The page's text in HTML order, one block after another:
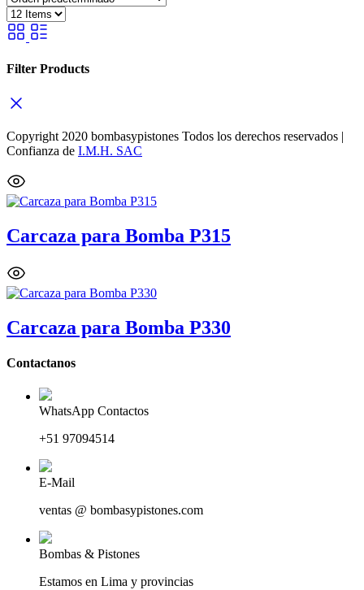
Filter Products
Copyright 2020 bombasypistones Todos los derechos reservados |
Confianza de I.M.H. SAC
Carcaza para Bomba P315
Carcaza para Bomba P330
Contactanos
WhatsApp Contactos
+51 97094514
E-Mail
ventas @ bombasypistones.com
Bombas & Pistones
Estamos en Lima y provincias